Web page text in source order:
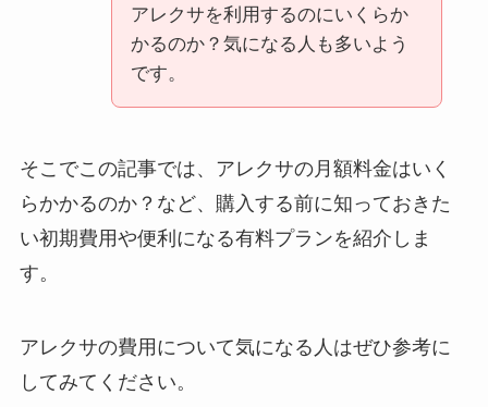
アレクサを利用するのにいくらか
かるのか？気になる人も多いよう
です。
そこでこの記事では、アレクサの月額料金はいく
らかかるのか？など、購入する前に知っておきた
い初期費用や便利になる有料プランを紹介しま
す。
アレクサの費用について気になる人はぜひ参考に
してみてください。